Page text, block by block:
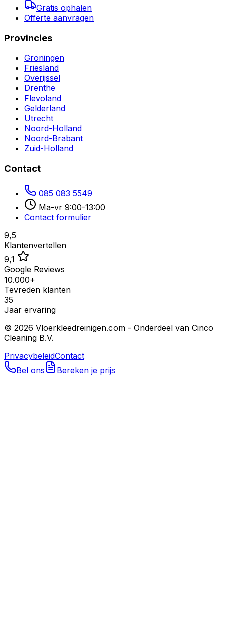
Gratis ophalen
Offerte aanvragen
Provincies
Groningen
Friesland
Overijssel
Drenthe
Flevoland
Gelderland
Utrecht
Noord-Holland
Noord-Brabant
Zuid-Holland
Contact
085 083 5549
Ma-vr 9:00-13:00
Contact formulier
9,5
Klantenvertellen
9,1
Google Reviews
10.000+
Tevreden klanten
35
Jaar ervaring
© 2026 Vloerkleedreinigen.com - Onderdeel van Cinco
Cleaning B.V.
PrivacybeleidContact
Bel ons
Bereken je prijs